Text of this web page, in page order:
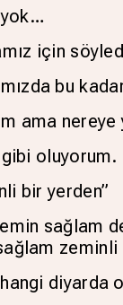
yok…
için
bu
ama nereye
oluyorum.
bir yerden”
sağlam
zeminli
diyarda